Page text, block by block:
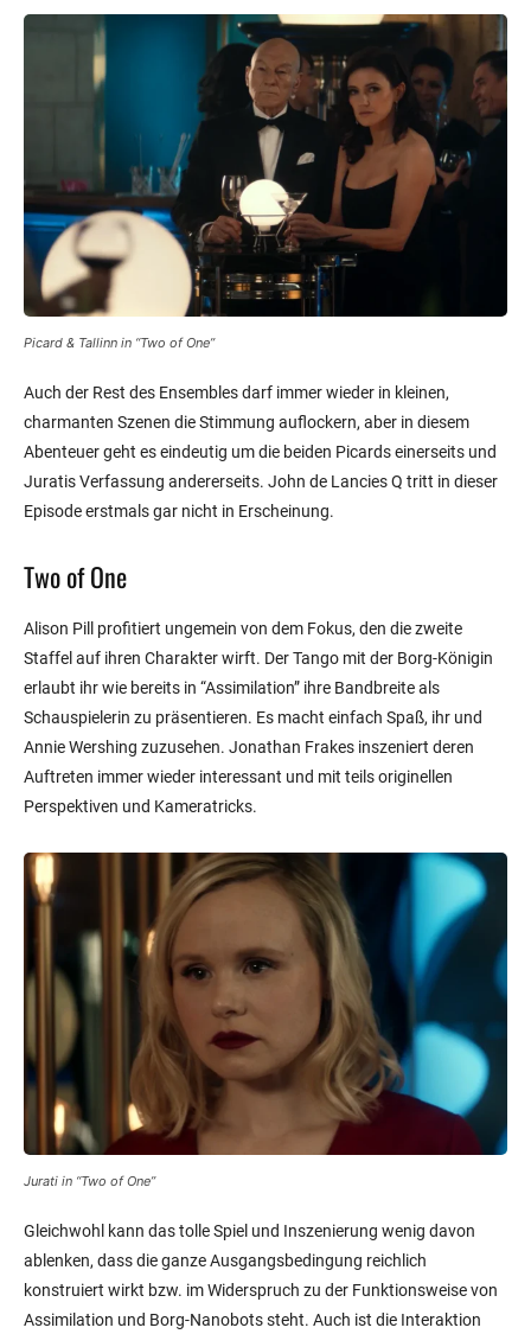
Picard & Tallinn in “Two of One”
Auch der Rest des Ensembles darf immer wieder in kleinen,
charmanten Szenen die Stimmung auflockern, aber in diesem
Abenteuer geht es eindeutig um die beiden Picards einerseits und
Juratis Verfassung andererseits. John de Lancies Q tritt in dieser
Episode erstmals gar nicht in Erscheinung.
Two of One
Alison Pill profitiert ungemein von dem Fokus, den die zweite
Staffel auf ihren Charakter wirft. Der Tango mit der Borg-Königin
erlaubt ihr wie bereits in “Assimilation” ihre Bandbreite als
Schauspielerin zu präsentieren. Es macht einfach Spaß, ihr und
Annie Wershing zuzusehen. Jonathan Frakes inszeniert deren
Auftreten immer wieder interessant und mit teils originellen
Perspektiven und Kameratricks.
Jurati in “Two of One”
Gleichwohl kann das tolle Spiel und Inszenierung wenig davon
ablenken, dass die ganze Ausgangsbedingung reichlich
konstruiert wirkt bzw. im Widerspruch zu der Funktionsweise von
Assimilation und Borg-Nanobots steht. Auch ist die Interaktion